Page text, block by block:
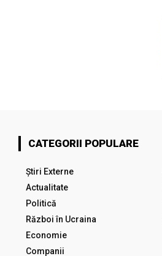
CATEGORII POPULARE
Știri Externe
Actualitate
Politică
Război în Ucraina
Economie
Companii